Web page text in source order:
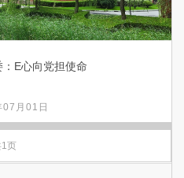
E心向党担使命
月01日
1页